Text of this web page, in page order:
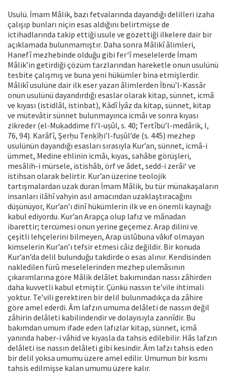
Usulü. İmam Mâlik, bazı fetvalarında dayandığı delilleri izaha
çalışıp bunları niçin esas aldığını belirtmişse de
ictihadlarında takip ettiği usule ve gözettiği ilkelere dair bir
açıklamada bulunmamıştır. Daha sonra Mâlikî âlimleri,
Hanefî mezhebinde olduğu gibi fer‘î meselelerde İmam
Mâlik’in getirdiği çözüm tarzlarından hareketle onun usulünü
tesbite çalışmış ve buna yeni hükümler bina etmişlerdir.
Mâlikî usulüne dair ilk eser yazan âlimlerden İbnü’l-Kassâr
onun usulünü dayandırdığı esaslar olarak kitap, sünnet, icmâ
ve kıyası (istidlâl, istinbat), Kādî İyâz da kitap, sünnet, kitap
ve mütevâtir sünnet bulunmayınca icmâı ve sonra kıyası
zikreder (el-Muḳaddime fi’l-uṣûl, s. 40; Tertîbü’l-medârik, I,
76, 94). Karâfî, Şerḥu Tenḳīḥi’l-fuṣûl’de (s. 445) mezhep
usulünün dayandığı esasları sırasıyla Kur’an, sünnet, icmâ-i
ümmet, Medine ehlinin icmâı, kıyas, sahâbe görüşleri,
mesâlih-i mürsele, istishâb, örf ve âdet, sedd-i zerâi‘ ve
istihsan olarak belirtir. Kur’an üzerine teolojik
tartışmalardan uzak duran İmam Mâlik, bu tür münakaşaların
insanları ilâhî vahyin asıl amacından uzaklaştıracağını
düşünüyor, Kur’an’ı dinî hükümlerin ilk ve en önemli kaynağı
kabul ediyordu. Kur’an Arapça olup lafız ve mânadan
ibarettir; tercümesi onun yerine geçemez. Arap dilini ve
çeşitli lehçelerini bilmeyen, Arap üslûbuna vâkıf olmayan
kimselerin Kur’an’ı tefsir etmesi câiz değildir. Bir konuda
Kur’an’da delil bulunduğu takdirde o esas alınır. Kendisinden
nakledilen fürû meselelerinden mezhep ulemâsının
çıkarımlarına göre Mâlik delâlet bakımından nassı zâhirden
daha kuvvetli kabul etmiştir. Çünkü nassın te’vile ihtimali
yoktur. Te’vili gerektiren bir delil bulunmadıkça da zâhire
göre amel ederdi. Âm lafzın umuma delâleti de nassın değil
zâhirin delâleti kabilindendir ve dolayısıyla zannîdir. Bu
bakımdan umum ifade eden lafızlar kitap, sünnet, icmâ
yanında haber-i vâhid ve kıyasla da tahsis edilebilir. Hâs lafzın
delâleti ise nassın delâleti gibi kesindir. Âm lafzı tahsis eden
bir delil yoksa umumu üzere amel edilir. Umumun bir kısmı
tahsis edilmişse kalan umumu üzere kalır.